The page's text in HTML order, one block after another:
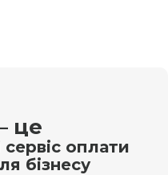
це
оплати
бізнесу